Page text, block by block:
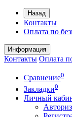
Назад
Контакты
Оплата по
Информация
Контакты Оплата
Сравнение0
Закладки0
Личный